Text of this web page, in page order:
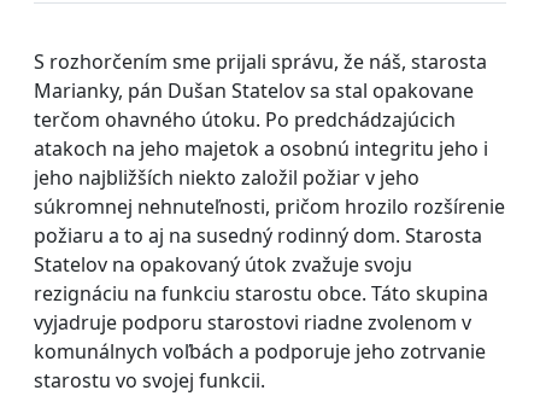
S rozhorčením sme prijali správu, že náš, starosta
Marianky, pán Dušan Statelov sa stal opakovane
terčom ohavného útoku. Po predchádzajúcich
atakoch na jeho majetok a osobnú integritu jeho i
jeho najbližších niekto založil požiar v jeho
súkromnej nehnuteľnosti, pričom hrozilo rozšírenie
požiaru a to aj na susedný rodinný dom. Starosta
Statelov na opakovaný útok zvažuje svoju
rezignáciu na funkciu starostu obce. Táto skupina
vyjadruje podporu starostovi riadne zvolenom v
komunálnych voľbách a podporuje jeho zotrvanie
starostu vo svojej funkcii.